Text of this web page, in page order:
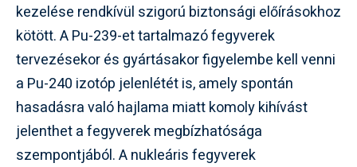
kezelése rendkívül szigorú biztonsági előírásokhoz
kötött. A Pu-239-et tartalmazó fegyverek
tervezésekor és gyártásakor figyelembe kell venni
a Pu-240 izotóp jelenlétét is, amely spontán
hasadásra való hajlama miatt komoly kihívást
jelenthet a fegyverek megbízhatósága
szempontjából. A nukleáris fegyverek